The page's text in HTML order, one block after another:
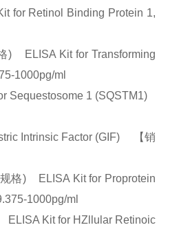
Retinol Binding Protein 1,
) ELISA Kit for Transforming
1000pg/ml
1 (SQSTM1)
Intrinsic Factor (GIF) 【销
格) ELISA Kit for Proprotein
1000pg/ml
Kit for HZllular Retinoic